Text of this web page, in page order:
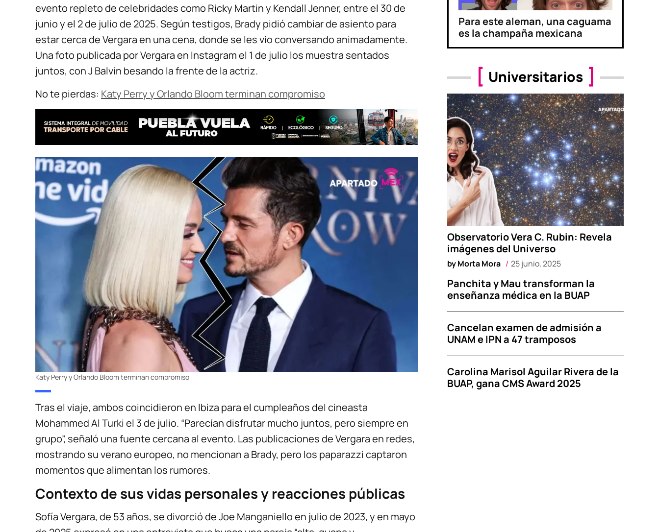
evento repleto de celebridades como Ricky Martin y Kendall Jenner, entre el 30 de
junio y el 2 de julio de 2025. Según testigos, Brady pidió cambiar de asiento para
estar cerca de Vergara en una cena, donde se les vio conversando animadamente.
Una foto publicada por Vergara en Instagram el 1 de julio los muestra sentados
juntos, con J Balvin besando la frente de la actriz.
No te pierdas: Katy Perry y Orlando Bloom terminan compromiso
Katy Perry y Orlando Bloom terminan compromiso
Tras el viaje, ambos coincidieron en Ibiza para el cumpleaños del cineasta
Mohammed Al Turki el 3 de julio. “Parecían disfrutar mucho juntos, pero siempre en
grupo”, señaló una fuente cercana al evento. Las publicaciones de Vergara en redes,
mostrando su verano europeo, no mencionan a Brady, pero los paparazzi captaron
momentos que alimentan los rumores.
Contexto de sus vidas personales y reacciones públicas
Sofía Vergara, de 53 años, se divorció de Joe Manganiello en julio de 2023, y en mayo
Para este aleman, una caguama
es la champaña mexicana
Universitarios
Observatorio Vera C. Rubin: Revela
imágenes del Universo
byMorta Mora 25 junio, 2025
Panchita y Mau transforman la
enseñanza médica en la BUAP
Cancelan examen de admisión a
UNAM e IPN a 47 tramposos
Carolina Marisol Aguilar Rivera de la
BUAP, gana CMS Award 2025